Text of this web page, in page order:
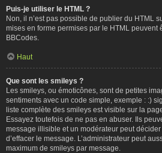
Puis-je utiliser le HTML ?
Non, il n’est pas possible de publier du HTML
mises en forme permises par le HTML peuvent
BBCodes.
Haut
Que sont les smileys ?
Les smileys, ou émoticônes, sont de petites
sentiments avec un code simple, exemple : :)
liste complète des smileys est visible sur la
Essayez toutefois de ne pas en abuser. Ils
message illisible et un modérateur peut
d’effacer le message. L’administrateur peut
maximum de smileys par message.